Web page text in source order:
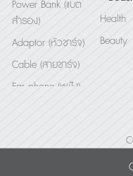
Power Bank (แบต
สำรอง)
Adaptor (หัวชาร์จ)
Cable (สายชาร์จ)
Ear phone (หูฟัง)
Others (อื่นๆ)
Health
Beauty